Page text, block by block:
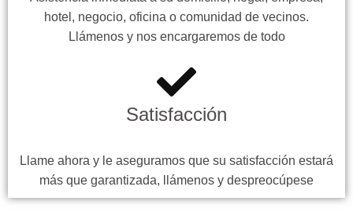
hotel, negocio, oficina o comunidad de vecinos.
Llámenos y nos encargaremos de todo
Satisfacción
Llame ahora y le aseguramos que su satisfacción estará
más que garantizada, llámenos y despreocúpese